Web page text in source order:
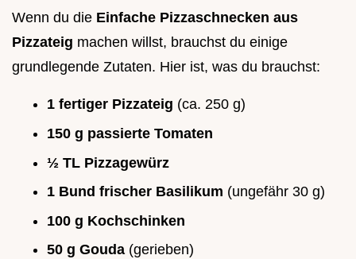
Wenn du die Einfache Pizzaschnecken aus
Pizzateig machen willst, brauchst du einige
grundlegende Zutaten. Hier ist, was du brauchst:
1 fertiger Pizzateig (ca. 250 g)
150 g passierte Tomaten
½ TL Pizzagewürz
1 Bund frischer Basilikum (ungefähr 30 g)
100 g Kochschinken
50 g Gouda (gerieben)